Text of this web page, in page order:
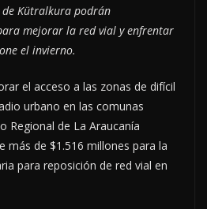
de Kütralkura podrán
mejorar la red vial y enfrentar
el invierno.
el acceso a las zonas de difícil
urbano en las comunas
Regional de La Araucanía
más de $1.516 millones para la
para reposición de red vial en